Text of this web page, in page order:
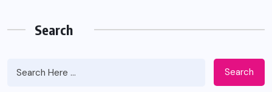
Search
Search